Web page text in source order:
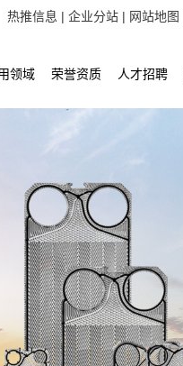
热推信息 | 企业分站 | 网站地图
领域 荣誉资质 人才招聘